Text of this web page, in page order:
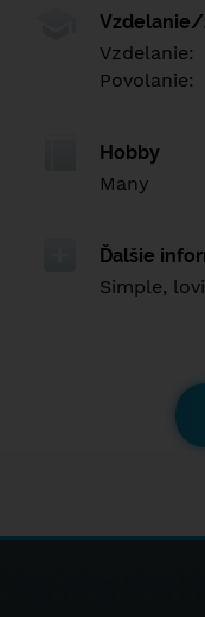
Vzdelanie/
Vzdelanie:
Povolanie:
Hobby
Many
Ďalšie
Simple,